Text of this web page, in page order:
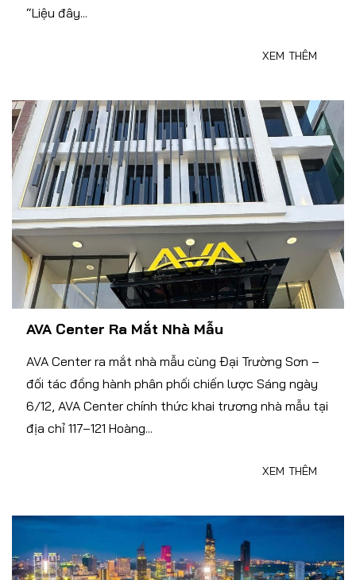
“Liệu đây...
XEM THÊM
AVA Center Ra Mắt Nhà Mẫu
AVA Center ra mắt nhà mẫu cùng Đại Trường Sơn –
đối tác đồng hành phân phối chiến lược Sáng ngày
6/12, AVA Center chính thức khai trương nhà mẫu tại
địa chỉ 117–121 Hoàng...
XEM THÊM